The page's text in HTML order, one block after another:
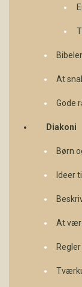
At
Gode
Diakoni
Børn
Ideer
At